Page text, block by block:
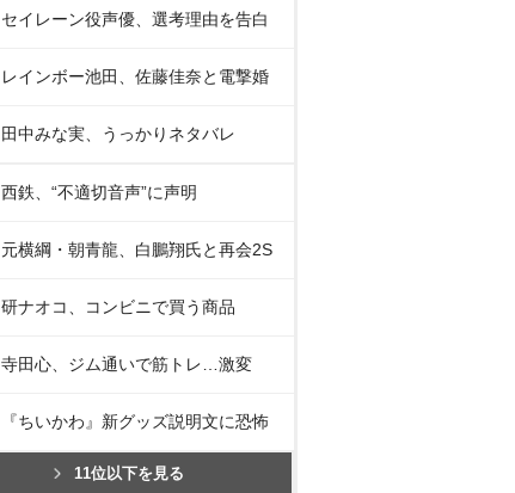
セイレーン役声優、選考理由を告白
レインボー池田、佐藤佳奈と電撃婚
田中みな実、うっかりネタバレ
西鉄、“不適切音声”に声明
元横綱・朝青龍、白鵬翔氏と再会2S
研ナオコ、コンビニで買う商品
寺田心、ジム通いで筋トレ…激変
『ちいかわ』新グッズ説明文に恐怖
11位以下を見る